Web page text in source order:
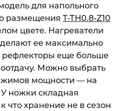
для напольного
размещения T-TH0.8-Z10
цвете. Нагреватели
ее максимально
рефлекторы еще больше
Можно выбрать
мощности — на
ножки складная
что хранение не в сезон